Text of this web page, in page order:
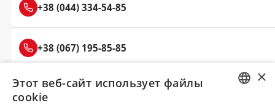
+38 (044) 334-54-85
+38 (067) 195-85-85
+38 (050) 145-85-45
×
Этот веб-сайт использует файлы
cookie